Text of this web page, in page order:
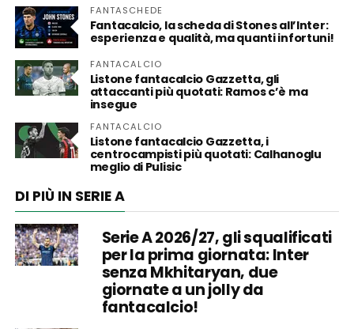
FANTASCHEDE
Fantacalcio, la scheda di Stones all’Inter:
esperienza e qualità, ma quanti infortuni!
FANTACALCIO
Listone fantacalcio Gazzetta, gli
attaccanti più quotati: Ramos c’è ma
insegue
FANTACALCIO
Listone fantacalcio Gazzetta, i
centrocampisti più quotati: Calhanoglu
meglio di Pulisic
DI PIÙ IN SERIE A
Serie A 2026/27, gli squalificati
per la prima giornata: Inter
senza Mkhitaryan, due
giornate a un jolly da
fantacalcio!